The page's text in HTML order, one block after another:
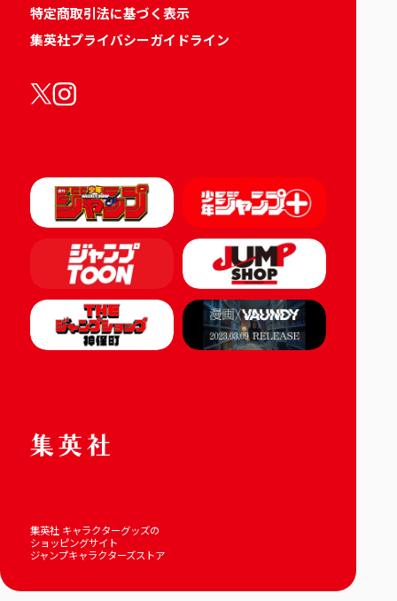
特定商取引法に基づく表示
集英社プライバシーガイドライン
集英社 キャラクターグッズの
ショッピングサイト
ジャンプキャラクターズストア